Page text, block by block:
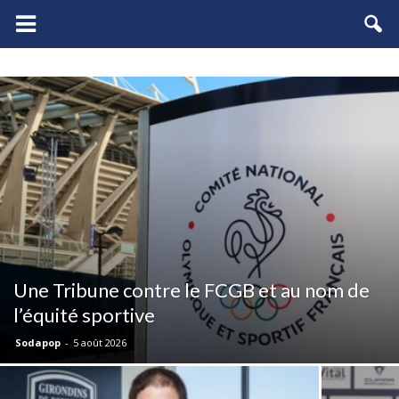
FCGB.net
Une Tribune contre le FCGB et au nom de
l’équité sportive
Sodapop - 5 août 2026